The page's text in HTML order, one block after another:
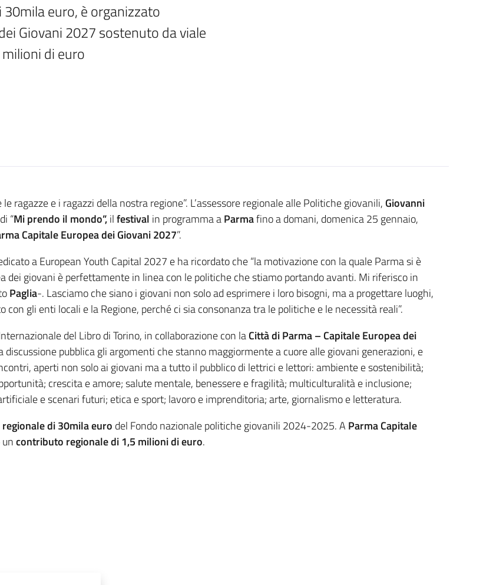
euro, è organizzato
Giovani 2027 sostenuto da viale
di euro
ragazze e i ragazzi della nostra regione”. L’assessore regionale alle Politiche giovanili, Giovanni
“Mi prendo il mondo”,ilfestival in programma aParmafino a domani, domenica 25 gennaio,
Capitale Europea dei Giovani 2027”.
a European Youth Capital 2027 e ha ricordato che “la motivazione con la quale Parma si è
dei giovani è perfettamente in linea con le politiche che stiamo portando avanti. Mi riferisco in
Paglia-. Lasciamo che siano i giovani non solo ad esprimere i loro bisogni, ma a progettare luoghi,
gli enti locali e la Regione, perché ci sia consonanza tra le politiche e le necessità reali”.
del Libro di Torino, in collaborazione con laCittà di Parma – Capitale Europea dei
discussione pubblica gli argomenti che stanno maggiormente a cuore alle giovani generazioni, e
aperti non solo ai giovani ma a tutto il pubblico di lettrici e lettori: ambiente e sostenibilità;
crescita e amore; salute mentale, benessere e fragilità; multiculturalità e inclusione;
e scenari futuri; etica e sport; lavoro e imprenditoria; arte, giornalismo e letteratura.
di 30mila euro del Fondo nazionale politiche giovanili 2024-2025. A Parma Capitale
contributo regionale di 1,5 milioni di euro.